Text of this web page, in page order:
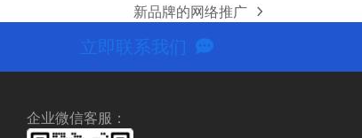
next
post:
新品牌的网络推广
立即联系我们
企业微信客服：